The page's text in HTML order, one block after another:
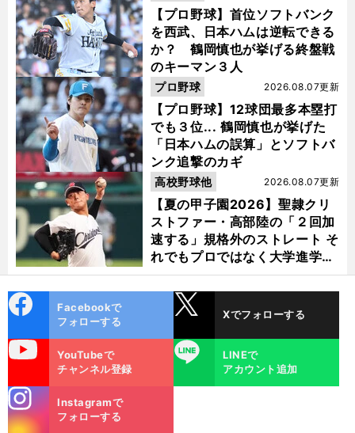
【プロ野球】首位ソフトバンク
を西武、日本ハムは逆転できる
か？ 鶴岡慎也が挙げる終盤戦
のキーマン３人
【プロ野球】12球団最多本塁打
でも３位... 鶴岡慎也が挙げた
「日本ハムの誤算」とソフトバ
ンク追撃のカギ
2026.08.07更新
プロ野球
【夏の甲子園2026】聖隷クリ
ストファー・高部陸の「２回加
速する」規格外のストレート そ
れでもプロではなく大学進学を
選ぶ理由
2026.08.07更新
高校野球他
ok
Facebookで
フォローする
Xでフォローする
YouTubeで
チャンネル登録
LINE
LINEで
アカウント追加
m
Instagramで
フォローする